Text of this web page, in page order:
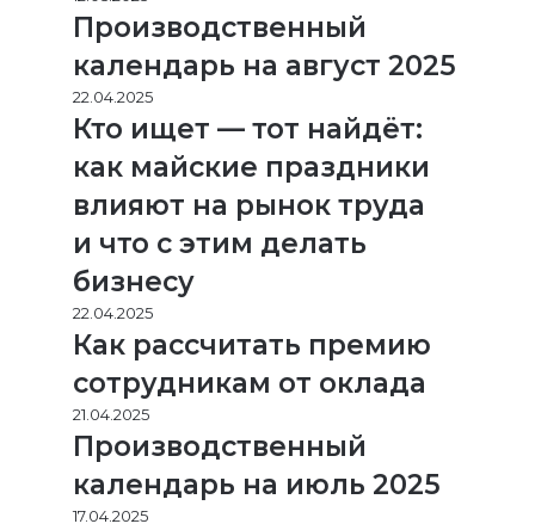
Производственный
календарь на август 2025
22.04.2025
Кто ищет — тот найдёт:
как майские праздники
влияют на рынок труда
и что с этим делать
бизнесу
22.04.2025
Как рассчитать премию
сотрудникам от оклада
21.04.2025
Производственный
календарь на июль 2025
17.04.2025